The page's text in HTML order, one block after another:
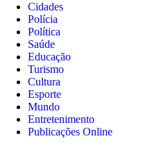
Cidades
Polícia
Política
Saúde
Educação
Turismo
Cultura
Esporte
Mundo
Entretenimento
Publicações Online